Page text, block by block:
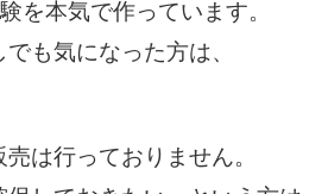
を本気で作っています。
も気になった方は、
は行っておりません。